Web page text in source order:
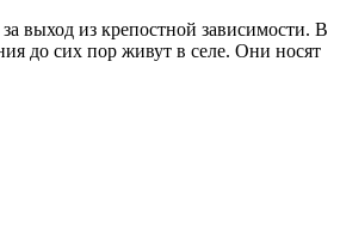
выход из крепостной зависимости. В
до сих пор живут в селе. Они носят